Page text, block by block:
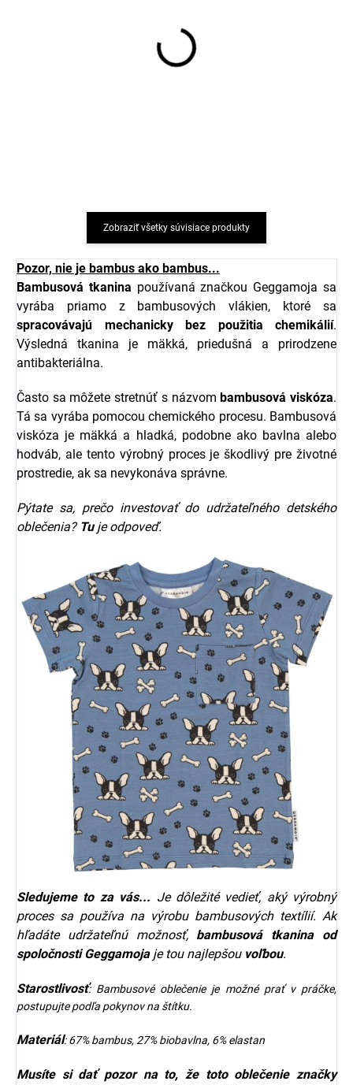
Zobraziť všetky súvisiace produkty
Pozor, nie je bambus ako bambus...
Bambusová tkanina používaná značkou Geggamoja sa
vyrába priamo z bambusových vlákien, ktoré sa
spracovávajú mechanicky bez použitia chemikálií.
Výsledná tkanina je mäkká, priedušná a prirodzene
antibakteriálna.
Často sa môžete stretnúť s názvombambusová viskóza.
Tá sa vyrába pomocou chemického procesu. Bambusová
viskóza je mäkká a hladká, podobne ako bavlna alebo
hodváb, ale tento výrobný proces je škodlivý pre životné
prostredie, ak sa nevykonáva správne.
Pýtate sa, prečo investovať do udržateľného detského
oblečenia? Tu je odpoveď.
Sledujeme to za vás... Je dôležité vedieť, aký výrobný
proces sa používa na výrobu bambusových textílií. Ak
hľadáte udržateľnú možnosť, bambusová tkanina od
spoločnostiGeggamojaje tou najlepšou voľbou.
Starostlivosť: Bambusové oblečenie je možné prať v práčke,
postupujte podľa pokynov na štítku.
Materiál: 67% bambus, 27% biobavlna, 6% elastan
Musíte si dať pozor na to, že toto oblečenie značky